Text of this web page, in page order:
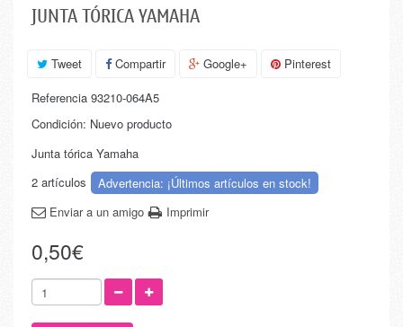
JUNTA TÓRICA YAMAHA
Tweet Compartir Google+
Pinterest
Referencia 93210-064A5
Condición: Nuevo producto
Junta tórica Yamaha
2 artículos
Advertencia: ¡Últimos artículos en stock!
Enviar a un amigo
Imprimir
0,50€